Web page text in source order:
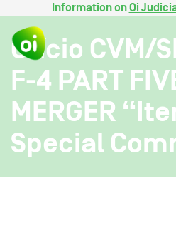
Information onOi
Ofício CVM/
F-4 PART
MERGER
Special